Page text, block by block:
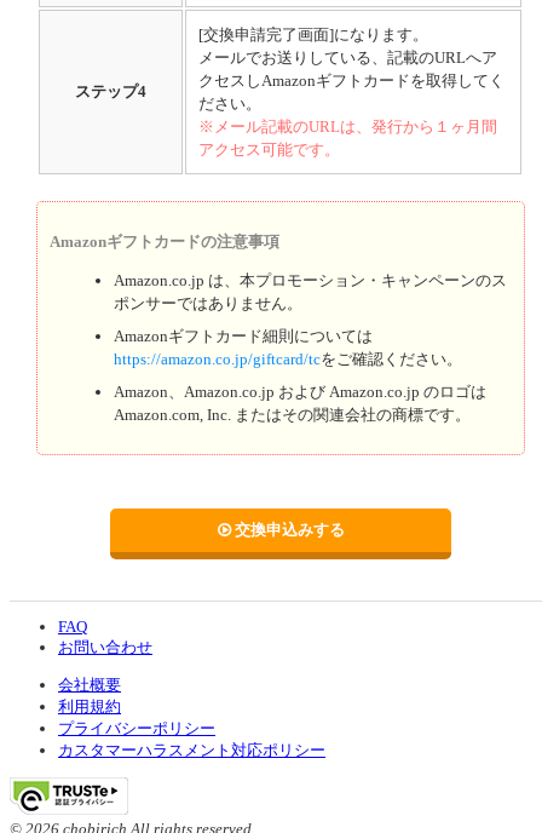
ステップ4
[交換申請完了画面]になります。
メールでお送りしている、記載のURLへア
クセスしAmazonギフトカードを取得してく
ださい。
※メール記載のURLは、発行から１ヶ月間
アクセス可能です。
Amazonギフトカードの注意事項
Amazon.co.jp は、本プロモーション・キャンペーンのス
ポンサーではありません。
Amazonギフトカード細則については
https://amazon.co.jp/giftcard/tcをご確認ください。
Amazon、Amazon.co.jp および Amazon.co.jp のロゴは
Amazon.com, Inc. またはその関連会社の商標です。
交換申込みする
FAQ
お問い合わせ
会社概要
利用規約
プライバシーポリシー
カスタマーハラスメント対応ポリシー
© 2026 chobirich All rights reserved.